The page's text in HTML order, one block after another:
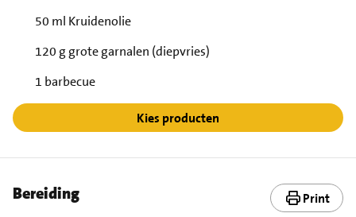
50 ml Kruidenolie
120 g grote garnalen (diepvries)
1 barbecue
Kies producten
Bereiding Print